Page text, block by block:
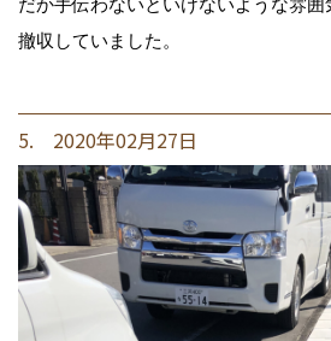
撤収していました。
5. 2020年02月27日